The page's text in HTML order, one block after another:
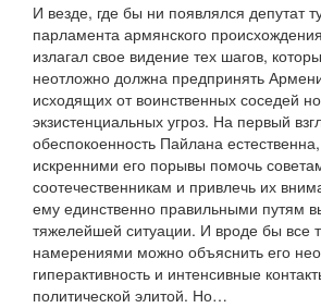
И везде, где бы ни появлялся депутат
парламента армянского
излагал свое видение тех шагов,
неотложно должна предпринять
исходящих от воинственных соседей
экзистенциальных угроз. На первый
обеспокоенность Пайлана естественна,
искренними его порывы помочь
соотечественникам и привлечь их
ему единственно правильными путям
тяжелейшей ситуации. И вроде бы все
намерениями можно объяснить его
гиперактивность и интенсивные
политической элитой. Но…